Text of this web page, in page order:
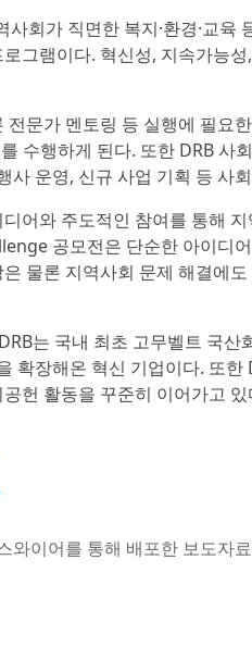
사회가 직면한 복지·환경·교
그램이다. 혁신성, 지속가능
문가 멘토링 등 실행에 필요
수행하게 된다. 또한 DRB 사
사 운영, 신규 사업 기획 등 사
어와 주도적인 참여를 통해
공모전은 단순한 아이디
물론 지역사회 문제 해결에
는 국내 최초 고무벨트 국
확장해온 혁신 기업이다. 또
헌 활동을 꾸준히 이어가고 있
와이어를 통해 배포한 보도자